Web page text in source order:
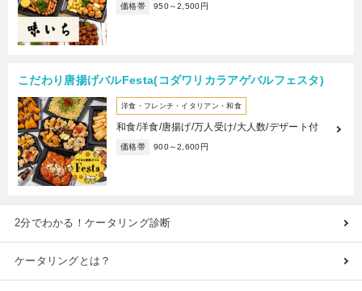
価格帯 950～2,500円
こだわり唐揚げバルFesta(コダワリカラアゲバルフェスタ)
洋食・フレンチ・イタリアン・和食
和食/洋食/唐揚げ/万人受け/大人数/デザート付
価格帯 900～2,600円
2分でわかる！ケータリング診断
ケータリングとは？